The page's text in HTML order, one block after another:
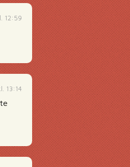
12:59
13:14